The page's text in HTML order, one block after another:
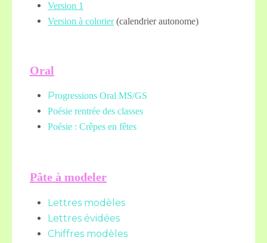
Version 1
Version à colorier(calendrier autonome)
Oral
Progressions Oral MS/GS
Poésie rentrée des classes
Poésie : Crêpes en fêtes
Pâte à modeler
Lettres modèles
Lettres évidées
Chiffres modèles